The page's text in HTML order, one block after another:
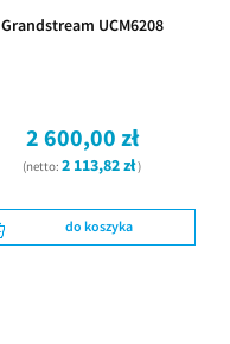
Grandstream UCM6208
2 600,00 zł
(netto: 2 113,82 zł)
do koszyka